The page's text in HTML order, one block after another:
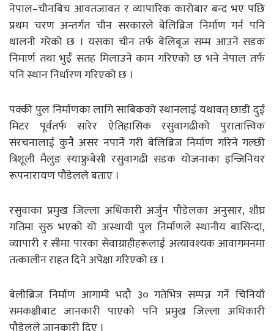
नेपाल–चीनबिच आवतजावत र व्यापारिक कारोबार बन्द भए पछि
प्रथम चरण अन्तर्गत चीन सरकारले बेलिब्रिज निर्माण गर्न पनि
थालनी गरेको छ । यसका चीन तर्फ बेलिबृज सम्म आउने सडक
निमार्ण तथा भुईँ सतह मिलाउने काम गरिएको छ भने नेपाल तर्फ
पनि स्थान निर्धारण गरिएको छ ।
पक्की पुल निर्माणका लागि साबिकको स्थानलाई यथावत् छाडी दुई
मिटर पूर्वतर्फ सारेर ऐतिहासिक रसुवागढीको पुरातात्त्विक
संरचनालाई कुनै असर नपार्ने गरी बेलिब्रिज निर्माण गरिने गल्छी
त्रिशूली मैलुङ स्याफ्रुबेसी रसुवागढी सडक योजनाका इन्जिनियर
रूपनारायण पौडेलले बताए ।
रसुवाका प्रमुख जिल्ला अधिकारी अर्जुन पौडेलका अनुसार, शीघ्र
गतिमा सुरु भएको यो अस्थायी पुल निर्माणले स्थानीय बासिन्दा,
व्यापारी र सीमा पारका सेवाग्राहीहरूलाई अत्यावश्यक आवागमनमा
तत्कालीन राहत दिने अपेक्षा गरिएको छ ।
बेलीब्रिज निर्माण आगामी भदौ ३० गतेभित्र सम्पन्न गर्ने चिनियाँ
समकक्षीबाट जानकारी पाएको पनि प्रमुख जिल्ला अधिकारी